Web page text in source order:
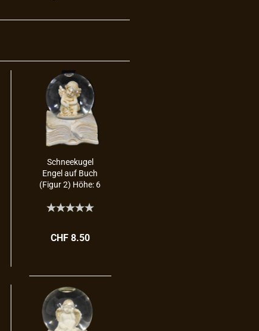
Schnee­ku­gel
Engel auf Buch
(Figur 2) Höhe: 6
CHF 8.50